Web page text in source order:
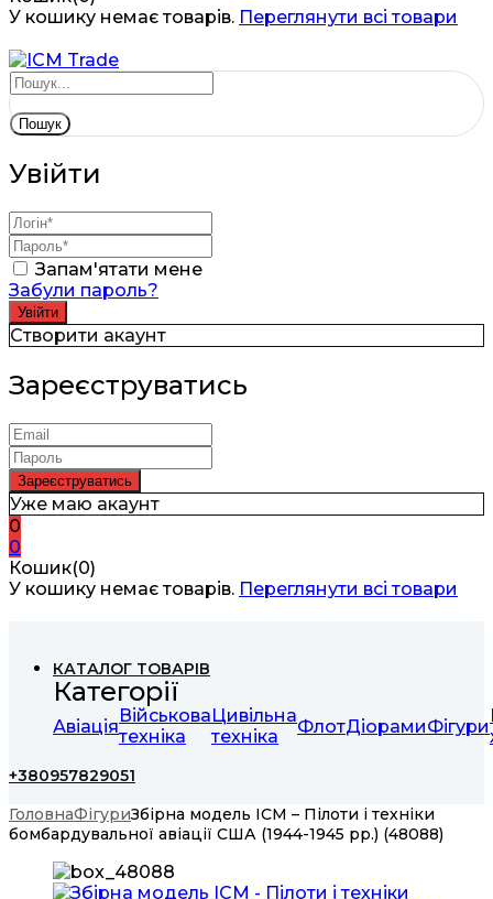
У кошику немає товарів. Переглянути всі товари
Пошук
Увійти
Запам'ятати мене
Забули пароль?
Створити акаунт
Зареєструватись
Уже маю акаунт
0
0
Кошик(0)
У кошику немає товарів. Переглянути всі товари
КАТАЛОГ ТОВАРІВ
Категорії
АвіаціяВійськова
техніка
Цивільна
техніка
ФлотДіорамиФігури
+380957829051
ГоловнаФігуриЗбірна модель ICM – Пілоти і техніки
бомбардувальної авіації США (1944-1945 рр.) (48088)